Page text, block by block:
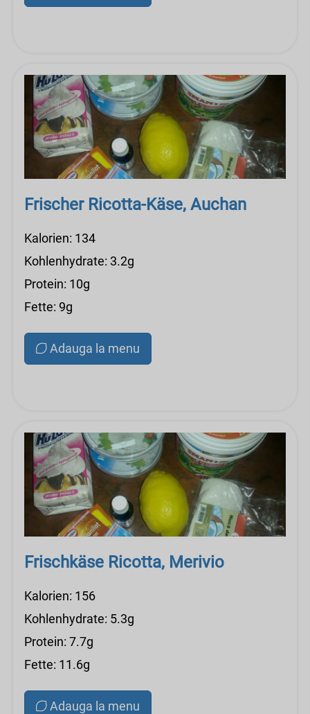
Frischer Ricotta-Käse, Auchan
Kalorien: 134
Kohlenhydrate: 3.2g
Protein: 10g
Fette: 9g
Adauga la menu
Frischkäse Ricotta, Merivio
Kalorien: 156
Kohlenhydrate: 5.3g
Protein: 7.7g
Fette: 11.6g
Adauga la menu